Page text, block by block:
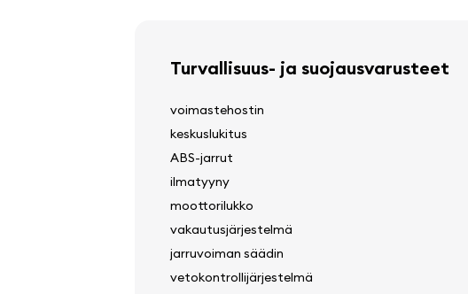
Turvallisuus- ja suojausvarusteet
voimastehostin
keskuslukitus
ABS-jarrut
ilmatyyny
moottorilukko
vakautusjärjestelmä
jarruvoiman säädin
vetokontrollijärjestelmä